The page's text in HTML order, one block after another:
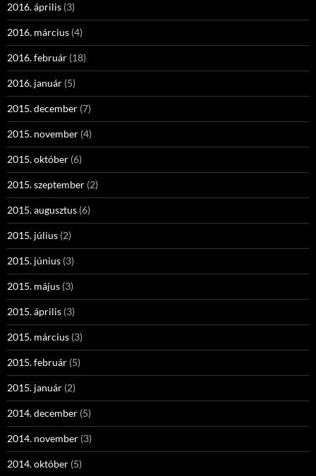
2016. április (3)
2016. március (4)
2016. február (18)
2016. január (5)
2015. december (7)
2015. november (4)
2015. október (6)
2015. szeptember (2)
2015. augusztus (6)
2015. július (2)
2015. június (3)
2015. május (3)
2015. április (3)
2015. március (3)
2015. február (5)
2015. január (2)
2014. december (5)
2014. november (3)
2014. október (5)